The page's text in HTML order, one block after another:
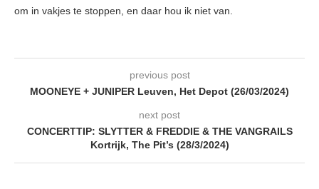
om in vakjes te stoppen, en daar hou ik niet van.
previous post
MOONEYE + JUNIPER Leuven, Het Depot (26/03/2024)
next post
CONCERTTIP: SLYTTER & FREDDIE & THE VANGRAILS
Kortrijk, The Pit’s (28/3/2024)